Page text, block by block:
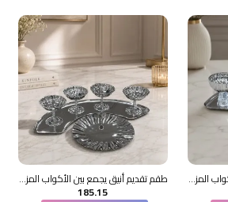
طقم تقديم أنيق يجمع بين الأكواب المزخرفة والصواني طقم تقديم أنيق يجمع بين الأكواب المزخرفة والصواني
185.15